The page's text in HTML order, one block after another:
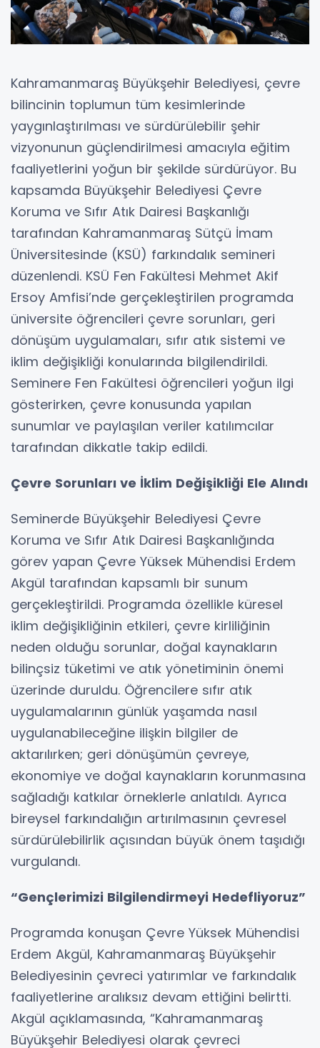
Kahramanmaraş Büyükşehir Belediyesi, çevre
bilincinin toplumun tüm kesimlerinde
yaygınlaştırılması ve sürdürülebilir şehir
vizyonunun güçlendirilmesi amacıyla eğitim
faaliyetlerini yoğun bir şekilde sürdürüyor. Bu
kapsamda Büyükşehir Belediyesi Çevre
Koruma ve Sıfır Atık Dairesi Başkanlığı
tarafından Kahramanmaraş Sütçü İmam
Üniversitesinde (KSÜ) farkındalık semineri
düzenlendi. KSÜ Fen Fakültesi Mehmet Akif
Ersoy Amfisi’nde gerçekleştirilen programda
üniversite öğrencileri çevre sorunları, geri
dönüşüm uygulamaları, sıfır atık sistemi ve
iklim değişikliği konularında bilgilendirildi.
Seminere Fen Fakültesi öğrencileri yoğun ilgi
gösterirken, çevre konusunda yapılan
sunumlar ve paylaşılan veriler katılımcılar
tarafından dikkatle takip edildi.
Çevre Sorunları ve İklim Değişikliği Ele Alındı
Seminerde Büyükşehir Belediyesi Çevre
Koruma ve Sıfır Atık Dairesi Başkanlığında
görev yapan Çevre Yüksek Mühendisi Erdem
Akgül tarafından kapsamlı bir sunum
gerçekleştirildi. Programda özellikle küresel
iklim değişikliğinin etkileri, çevre kirliliğinin
neden olduğu sorunlar, doğal kaynakların
bilinçsiz tüketimi ve atık yönetiminin önemi
üzerinde duruldu. Öğrencilere sıfır atık
uygulamalarının günlük yaşamda nasıl
uygulanabileceğine ilişkin bilgiler de
aktarılırken; geri dönüşümün çevreye,
ekonomiye ve doğal kaynakların korunmasına
sağladığı katkılar örneklerle anlatıldı. Ayrıca
bireysel farkındalığın artırılmasının çevresel
sürdürülebilirlik açısından büyük önem taşıdığı
vurgulandı.
“Gençlerimizi Bilgilendirmeyi Hedefliyoruz”
Programda konuşan Çevre Yüksek Mühendisi
Erdem Akgül, Kahramanmaraş Büyükşehir
Belediyesinin çevreci yatırımlar ve farkındalık
faaliyetlerine aralıksız devam ettiğini belirtti.
Akgül açıklamasında, “Kahramanmaraş
Büyükşehir Belediyesi olarak çevreci